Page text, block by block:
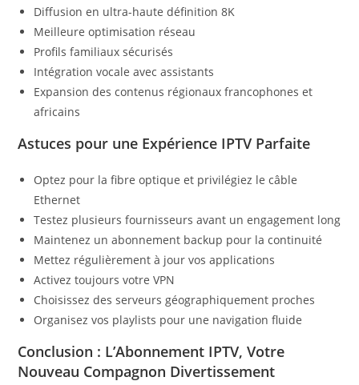
Diffusion en ultra-haute définition 8K
Meilleure optimisation réseau
Profils familiaux sécurisés
Intégration vocale avec assistants
Expansion des contenus régionaux francophones et
africains
Astuces pour une Expérience IPTV Parfaite
Optez pour la fibre optique et privilégiez le câble
Ethernet
Testez plusieurs fournisseurs avant un engagement long
Maintenez un abonnement backup pour la continuité
Mettez régulièrement à jour vos applications
Activez toujours votre VPN
Choisissez des serveurs géographiquement proches
Organisez vos playlists pour une navigation fluide
Conclusion : L’Abonnement IPTV, Votre
Nouveau Compagnon Divertissement